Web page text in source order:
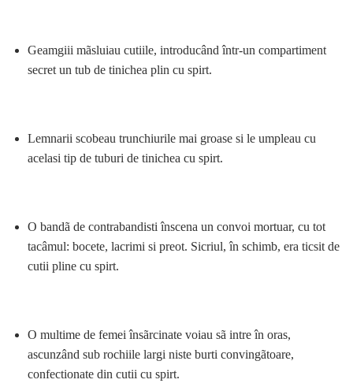
Geamgiii mãsluiau cutiile, introducând într-un compartiment
secret un tub de tinichea plin cu spirt.
Lemnarii scobeau trunchiurile mai groase si le umpleau cu
acelasi tip de tuburi de tinichea cu spirt.
O bandã de contrabandisti înscena un convoi mortuar, cu tot
tacâmul: bocete, lacrimi si preot. Sicriul, în schimb, era ticsit de
cutii pline cu spirt.
O multime de femei însãrcinate voiau sã intre în oras,
ascunzând sub rochiile largi niste burti convingãtoare,
confectionate din cutii cu spirt.